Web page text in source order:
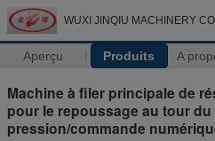
WUXI JINQIU MACHINERY
Aperçu Produits A
Machine à filer principale de
pour le repoussage au tour
pression/commande